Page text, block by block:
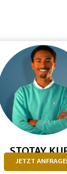
STOTAY
JETZT